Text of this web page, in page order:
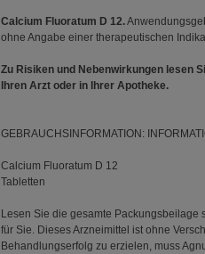
Calcium Fluoratum D 12.
ohne Angabe einer therapeutischen
Zu Risiken und Nebenwirkungen lesen
Ihren Arzt oder in Ihrer Apotheke.
GEBRAUCHSINFORMATION:
Calcium Fluoratum D 12
Tabletten
Lesen Sie die gesamte Packungsbeilage
für Sie. Dieses Arzneimittel ist ohne
Behandlungserfolg zu erzielen, muss